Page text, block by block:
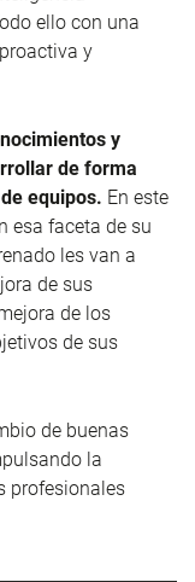
ello con una
y
y
de forma
equipos. En este
esa faceta de su
les van a
de sus
de los
de sus
de buenas
la
profesionales